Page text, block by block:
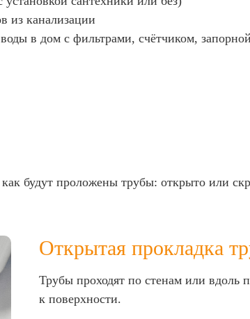
из канализации
в дом с фильтрами, счётчиком,
будут проложены трубы: открыто или
Откр ытая прокладка
Трубы проходят по стенам или вдоль
к поверхности.